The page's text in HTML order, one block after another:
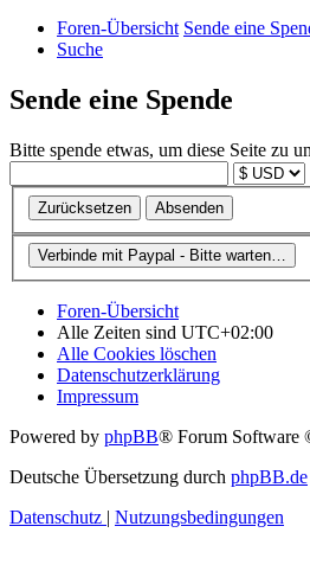
Foren-Übersicht Sende eine
Suche
Sende eine Spende
Bitte spende etwas, um diese Seite zu
Foren-Übersicht
Alle Zeiten sind UTC+02:00
Alle Cookies löschen
Datenschutzerklärung
Impressum
Powered by phpBB® Forum Software
Deutsche Übersetzung durch phpBB.de
Datenschutz
Nutzungsbedingungen